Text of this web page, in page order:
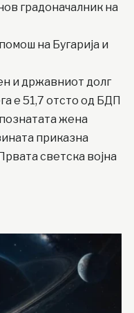
градоначалник на
на Бугарија и
и државниот долг
е 51,7 отсто од БДП
жена
приказна
светска војна